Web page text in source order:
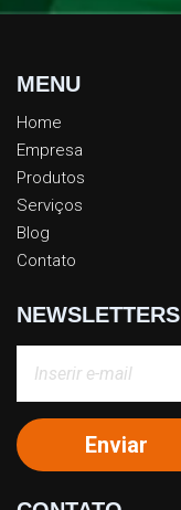
MENU
Home
Empresa
Produtos
Serviços
Blog
Contato
NEWSLETTERS